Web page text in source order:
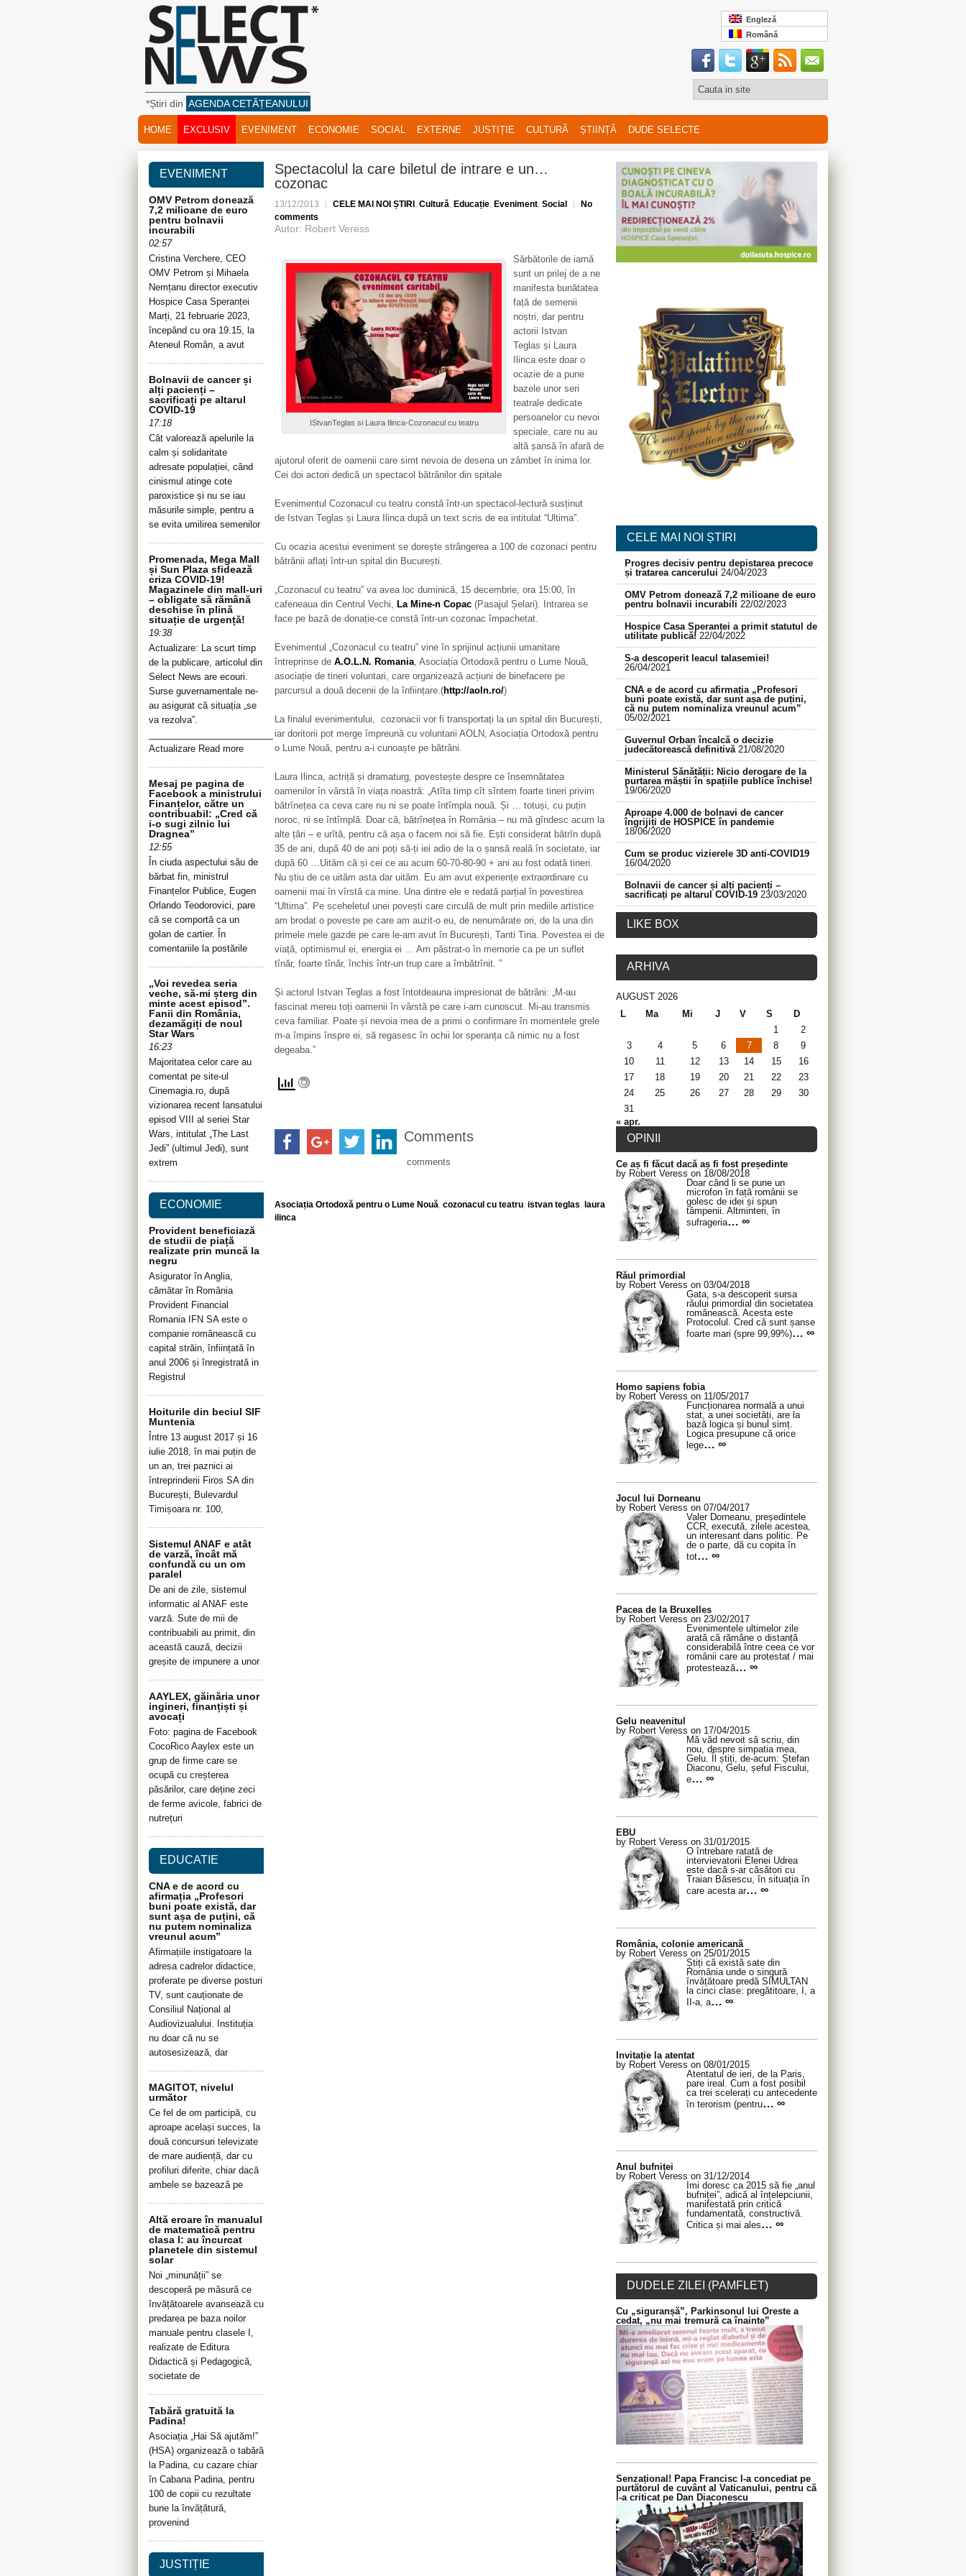
*Știri din AGENDA CETĂȚEANULUI
Engleză
Română
HOME EXCLUSIV EVENIMENT ECONOMIE SOCIAL EXTERNE JUSTIȚIE CULTURĂ ȘTIINȚĂ DUDE SELECTE
Spectacolul la care biletul de intrare e un…
cozonac
13/12/2013 CELE MAI NOI ȘTIRI , Cultură, Educație, Eveniment, Social
No
comments
Autor: Robert Veress
IStvanTeglas si Laura Ilinca-Cozonacul cu teatru
Sărbătorile de iarnă
sunt un prilej de a ne
manifesta bunătatea
față de semenii
noștri, dar pentru
actorii Istvan
Teglas și Laura
Ilinca este doar o
ocazie de a pune
bazele unor seri
teatrale dedicate
persoanelor cu nevoi
speciale, care nu au
altă șansă în afară de
ajutorul oferit de oamenii care simt nevoia de desena un zâmbet în inima lor.
Cei doi actori dedică un spectacol bătrânilor din spitale
Evenimentul Cozonacul cu teatru constă într-un spectacol-lectură susținut
de Istvan Teglas și Laura Ilinca după un text scris de ea intitulat “Ultima”.
Cu ocazia acestui eveniment se dorește strângerea a 100 de cozonaci pentru
bătrânii aflați într-un spital din București.
„Cozonacul cu teatru” va avea loc duminică, 15 decembrie, ora 15:00, în
cafeneaua din Centrul Vechi, La Mine-n Copac (Pasajul Șelari). Intrarea se
face pe bază de donație-ce constă într-un cozonac împachetat.
Evenimentul „Cozonacul cu teatru” vine în sprijinul acțiunii umanitare
întreprinse de A.O.L.N. Romania, Asociația Ortodoxă pentru o Lume Nouă,
asociație de tineri voluntari, care organizează acțiuni de binefacere pe
parcursul a două decenii de la înființare.(http://aoln.ro/)
La finalul evenimentului, cozonacii vor fi transportați la un spital din București,
iar doritorii pot merge împreună cu voluntarii AOLN, Asociația Ortodoxă pentru
o Lume Nouă, pentru a-i cunoaște pe bătrâni.
Laura Ilinca, actriță și dramaturg, povestește despre ce însemnătatea
oamenilor în vârstă în viața noastră: „Atîta timp cît sîntem foarte tineri privim
bătrînețea ca ceva care nu ni se poate întîmpla nouă. Și … totuși, cu puțin
noroc, ni se întîmplă. Doar că, bătrînețea în România – nu mă gîndesc acum la
alte țări – e urîtă, pentru că așa o facem noi să fie. Ești considerat bătrîn după
35 de ani, după 40 de ani poți să-ți iei adio de la o șansă reală în societate, iar
după 60 …Uităm că și cei ce au acum 60-70-80-90 + ani au fost odată tineri.
Nu știu de ce uităm asta dar uităm. Eu am avut experiențe extraordinare cu
oamenii mai în vîrstă ca mine. Una dintre ele e redată parțial în povestirea
“Ultima”. Pe sceheletul unei povești care circulă de mult prin mediile artistice
am brodat o poveste pe care am auzit-o eu, de nenumărate ori, de la una din
primele mele gazde pe care le-am avut în București, Tanti Tina. Povestea ei de
viață, optimismul ei, energia ei … Am păstrat-o în memorie ca pe un suflet
tînăr, foarte tînăr, închis într-un trup care a îmbătrînit. ”
Și actorul Istvan Teglas a fost întotdeauna impresionat de bătrâni: „M-au
fascinat mereu toți oamenii în vârstă pe care i-am cunoscut. Mi-au transmis
ceva familiar. Poate și nevoia mea de a primi o confirmare în momentele grele
m-a împins înspre ei, să regasesc în ochii lor speranța că nimic nu a fost
degeaba.”
Comments
comments
Asociația Ortodoxă pentru o Lume Nouă, cozonacul cu teatru, istvan teglas, laura
ilinca
EVENIMENT
OMV Petrom donează
7,2 milioane de euro
pentru bolnavii
incurabili
02:57
Cristina Verchere, CEO
OMV Petrom și Mihaela
Nemțanu director executiv
Hospice Casa Speranței
Marți, 21 februarie 2023,
începând cu ora 19.15, la
Ateneul Român, a avut
Bolnavii de cancer și
alți pacienți –
sacrificați pe altarul
COVID-19
17:18
Cât valorează apelurile la
calm și solidaritate
adresate populației, când
cinismul atinge cote
paroxistice și nu se iau
măsurile simple, pentru a
se evita umilirea semenilor
Promenada, Mega Mall
și Sun Plaza sfidează
criza COVID-19!
Magazinele din mall-uri
– obligate să rămână
deschise în plină
situație de urgență!
19:38
Actualizare: La scurt timp
de la publicare, articolul din
Select News are ecouri.
Surse guvernamentale ne-
au asigurat că situația „se
va rezolva”.
_____________________________________________________________________________
Actualizare Read more
Mesaj pe pagina de
Facebook a ministrului
Finanțelor, către un
contribuabil: „Cred că
i-o sugi zilnic lui
Dragnea”
12:55
În ciuda aspectului său de
bărbat fin, ministrul
Finanțelor Publice, Eugen
Orlando Teodorovici, pare
că se comportă ca un
golan de cartier. În
comentariile la postările
„Voi revedea seria
veche, să-mi șterg din
minte acest episod”.
Fanii din România,
dezamăgiți de noul
Star Wars
16:23
Majoritatea celor care au
comentat pe site-ul
Cinemagia.ro, după
vizionarea recent lansatului
episod VIII al seriei Star
Wars, intitulat „The Last
Jedi” (ultimul Jedi), sunt
extrem
ECONOMIE
Provident beneficiază
de studii de piață
realizate prin muncă la
negru
Asigurator în Anglia,
cămătar în România
Provident Financial
Romania IFN SA este o
companie românească cu
capital străin, înființată în
anul 2006 și înregistrată in
Registrul
Hoiturile din beciul SIF
Muntenia
Între 13 august 2017 și 16
iulie 2018, în mai puțin de
un an, trei paznici ai
întreprinderii Firos SA din
București, Bulevardul
Timișoara nr. 100,
Sistemul ANAF e atât
de varză, încât mă
confundă cu un om
paralel
De ani de zile, sistemul
informatic al ANAF este
varză. Sute de mii de
contribuabili au primit, din
această cauză, decizii
greșite de impunere a unor
AAYLEX, găinăria unor
ingineri, finanțiști și
avocați
Foto: pagina de Facebook
CocoRico Aaylex este un
grup de firme care se
ocupă cu creșterea
păsărilor, care deține zeci
de ferme avicole, fabrici de
nutrețuri
EDUCATIE
CNA e de acord cu
afirmația „Profesori
buni poate există, dar
sunt așa de puțini, că
nu putem nominaliza
vreunul acum”
Afirmațiile instigatoare la
adresa cadrelor didactice,
proferate pe diverse posturi
TV, sunt cauționate de
Consiliul Național al
Audiovizualului. Instituția
nu doar că nu se
autosesizează, dar
MAGITOT, nivelul
următor
Ce fel de om participă, cu
aproape același succes, la
două concursuri televizate
de mare audiență, dar cu
profiluri diferite, chiar dacă
ambele se bazează pe
Altă eroare în manualul
de matematică pentru
clasa I: au încurcat
planetele din sistemul
solar
Noi „minunății” se
descoperă pe măsură ce
învățătoarele avansează cu
predarea pe baza noilor
manuale pentru clasele I,
realizate de Editura
Didactică și Pedagogică,
societate de
Tabără gratuită la
Padina!
Asociația „Hai Să ajutăm!”
(HSA) organizează o tabără
la Padina, cu cazare chiar
în Cabana Padina, pentru
100 de copii cu rezultate
bune la învățătură,
provenind
JUSTIȚIE
CELE MAI NOI ȘTIRI
Progres decisiv pentru depistarea precoce
și tratarea cancerului 24/04/2023
OMV Petrom donează 7,2 milioane de euro
pentru bolnavii incurabili 22/02/2023
Hospice Casa Speranței a primit statutul de
utilitate publică! 22/04/2022
S-a descoperit leacul talasemiei!
26/04/2021
CNA e de acord cu afirmația „Profesori
buni poate există, dar sunt așa de puțini,
că nu putem nominaliza vreunul acum”
05/02/2021
Guvernul Orban încalcă o decizie
judecătorească definitivă 21/08/2020
Ministerul Sănătății: Nicio derogare de la
purtarea măștii în spațiile publice închise!
19/06/2020
Aproape 4.000 de bolnavi de cancer
îngrijiți de HOSPICE în pandemie
18/06/2020
Cum se produc vizierele 3D anti-COVID19
16/04/2020
Bolnavii de cancer și alți pacienți –
sacrificați pe altarul COVID-19 23/03/2020
LIKE BOX
ARHIVA
AUGUST 2026
L
Ma Mi J V S
D
1
2
3
4 5 6 7 8
9
10
11 12 13 14 15
16
17
18 19 20 21 22
23
24
25 26 27 28 29
30
31
« apr.
OPINII
Ce aș fi făcut dacă aș fi fost președinte
by Robert Veress on 18/08/2018
Doar când li se pune un
microfon în față românii se
golesc de idei și spun
tâmpenii. Altminteri, în
sufrageria… ∞
Răul primordial
by Robert Veress on 03/04/2018
Gata, s-a descoperit sursa
răului primordial din societatea
românească. Acesta este
Protocolul. Cred că sunt șanse
foarte mari (spre 99,99%)… ∞
Homo sapiens fobia
by Robert Veress on 11/05/2017
Funcționarea normală a unui
stat, a unei societăți, are la
bază logica și bunul simț.
Logica presupune că orice
lege… ∞
Jocul lui Dorneanu
by Robert Veress on 07/04/2017
Valer Dorneanu, președintele
CCR, execută, zilele acestea,
un interesant dans politic. Pe
de o parte, dă cu copita în
tot… ∞
Pacea de la Bruxelles
by Robert Veress on 23/02/2017
Evenimentele ultimelor zile
arată că rămâne o distanță
considerabilă între ceea ce vor
românii care au protestat / mai
protestează… ∞
Gelu neavenitul
by Robert Veress on 17/04/2015
Mă văd nevoit să scriu, din
nou, despre simpatia mea,
Gelu. Îl știți, de-acum: Ștefan
Diaconu, Gelu, șeful Fiscului,
e… ∞
EBU
by Robert Veress on 31/01/2015
O întrebare ratată de
intervievatorii Elenei Udrea
este dacă s-ar căsători cu
Traian Băsescu, în situația în
care acesta ar… ∞
România, colonie americană
by Robert Veress on 25/01/2015
Știți că există sate din
România unde o singură
învățătoare predă SIMULTAN
la cinci clase: pregătitoare, I, a
II-a, a… ∞
Invitație la atentat
by Robert Veress on 08/01/2015
Atentatul de ieri, de la Paris,
pare ireal. Cum a fost posibil
ca trei scelerați cu antecedente
în terorism (pentru… ∞
Anul bufniței
by Robert Veress on 31/12/2014
Îmi doresc ca 2015 să fie „anul
bufniței”, adică al înțelepciunii,
manifestată prin critică
fundamentată, constructivă.
Critica și mai ales… ∞
DUDELE ZILEI (PAMFLET)
Cu „siguranșă”, Parkinsonul lui Oreste a
cedat, „nu mai tremură ca înainte”
Senzațional! Papa Francisc l-a concediat pe
purtătorul de cuvânt al Vaticanului, pentru că
l-a criticat pe Dan Diaconescu